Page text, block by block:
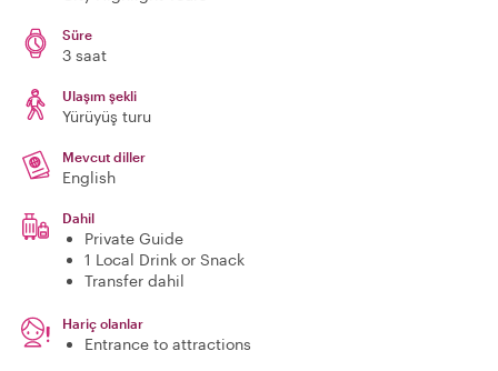
Süre
3 saat
Ulaşım şekli
Yürüyüş turu
Mevcut diller
English
Dahil
Private Guide
1 Local Drink or Snack
Transfer dahil
Hariç olanlar
Entrance to attractions